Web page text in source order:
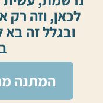
לכאן, וזה רק
ובגלל זה בא
המתנה